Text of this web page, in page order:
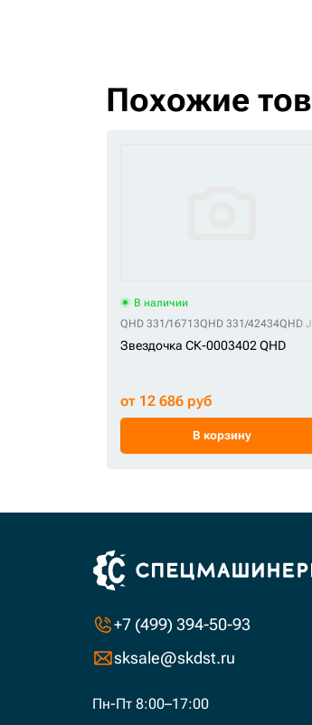
Похожие
В наличии
QHD 331/16713QHD 331/42434QHD
Звездочка СК-0003402 QHD
от 12 686 руб
В корзину
+7 (499) 394-50-93
sksale@skdst.ru
Пн-Пт 8:00–17:00